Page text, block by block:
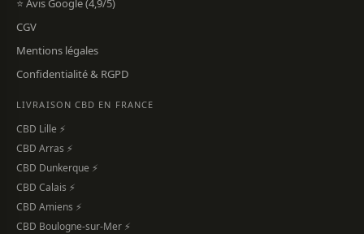
⭐ Avis Google (4,9/5)
CGV
Mentions légales
Confidentialité & RGPD
LIVRAISON CBD EN FRANCE
CBD Lille ⚡
CBD Arras ⚡
CBD Dunkerque ⚡
CBD Calais ⚡
CBD Amiens ⚡
CBD Boulogne-sur-Mer ⚡